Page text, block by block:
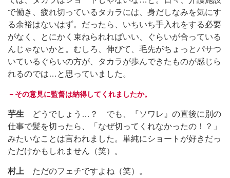
で働き、疲れ切っているタカラには、身だしなみを気にす
る余裕はないはず。だったら、いちいち手入れをする必要
がなく、とにかく束ねられればいい、ぐらいが合っている
んじゃないかと。むしろ、伸びて、毛先がちょっとパサつ
いているぐらいの方が、タカラが歩んできたものが感じら
れるのでは…と思っていました。
－その意見に監督は納得してくれましたか。
芋生 どうでしょう…？ でも、『ソワレ』の直後に別の
仕事で髪を切ったら、「なぜ切ってくれなかったの！？」
みたいなことは言われました。単純にショートが好きだっ
ただけかもしれません（笑）。
村上 ただのフェチですよね（笑）。